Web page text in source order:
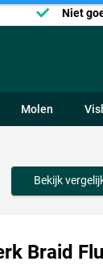
Niet
Molen
Bekijk
Braid